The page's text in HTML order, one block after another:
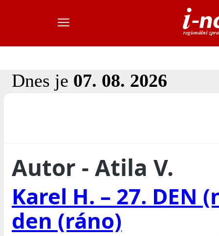
Dnes je 07. 08. 2026
Autor - Atila V.
Karel H. – 27. DEN
den (ráno)